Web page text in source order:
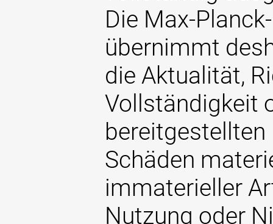
Die Max-
übernimmt
die Aktualität,
Vollständigkeit
Schäden
immaterieller
Nutzung oder